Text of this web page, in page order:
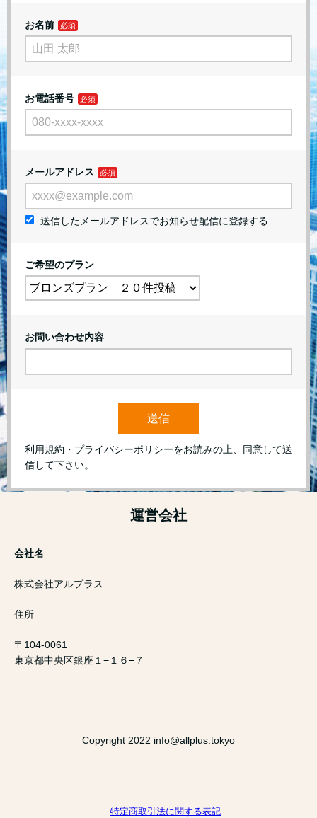
お名前
お電話番号
メールアドレス
送信したメールアドレスでお知らせ配信に登録する
ご希望のプラン
お問い合わせ内容
送信
利用規約・プライバシーポリシーをお読みの上、同意して送
信して下さい。
運営会社
会社名
株式会社アルプラス
住所
〒104-0061
東京都中央区銀座１−１６−７
Copyright 2022 info@allplus.tokyo
特定商取引法に関する表記